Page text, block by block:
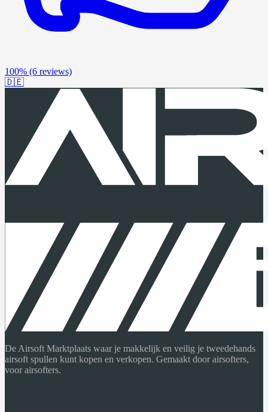
100% (6 reviews)
🇩🇪
De Airsoft Marktplaats waar je makkelijk en veilig je tweedehands
airsoft spullen kunt kopen en verkopen. Gemaakt door airsofters,
voor airsofters.